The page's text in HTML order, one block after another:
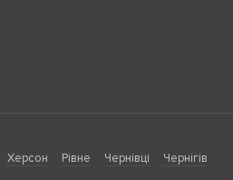
Херсон Рівне Чернівці
Чернігів